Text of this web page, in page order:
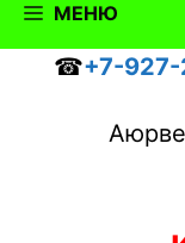
МЕНЮ
☎+7-